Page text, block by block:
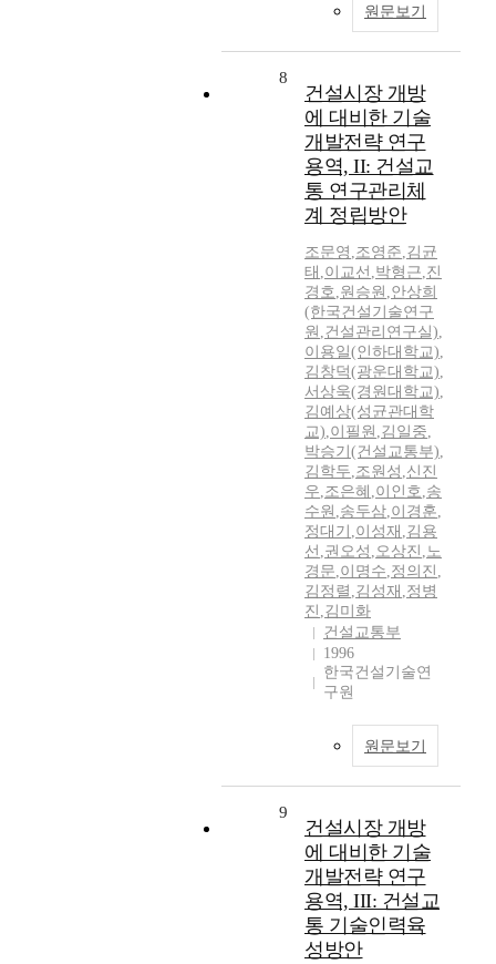
원문보기
8
건설시장 개방
에 대비한 기술
개발전략 연구
용역, II: 건설교
통 연구관리체
계 정립방안
조문영 ,조영준,김균
태 ,이교선 ,박형근,진
경호,원승원 ,안상희
(한국건설기술연구
원 ,건설관리연구실),
이용일(인하대학교),
김창덕(광운대학교),
서상욱(경원대학교),
김예상(성균관대학
교),이필원 ,김일중,
박승기(건설교통부),
김학두,조원성 ,신진
우,조은혜 ,이인호,송
수원 ,송두삼,이경훈,
정대기 ,이성재 ,김용
선 ,권오성 ,오상진 ,노
경문,이명수,정의진 ,
김정렬 ,김성재 ,정병
진 ,김미화
건설교통부
1996
한국건설기술연
구원
원문보기
9
건설시장 개방
에 대비한 기술
개발전략 연구
용역, III: 건설교
통 기술인력육
성방안